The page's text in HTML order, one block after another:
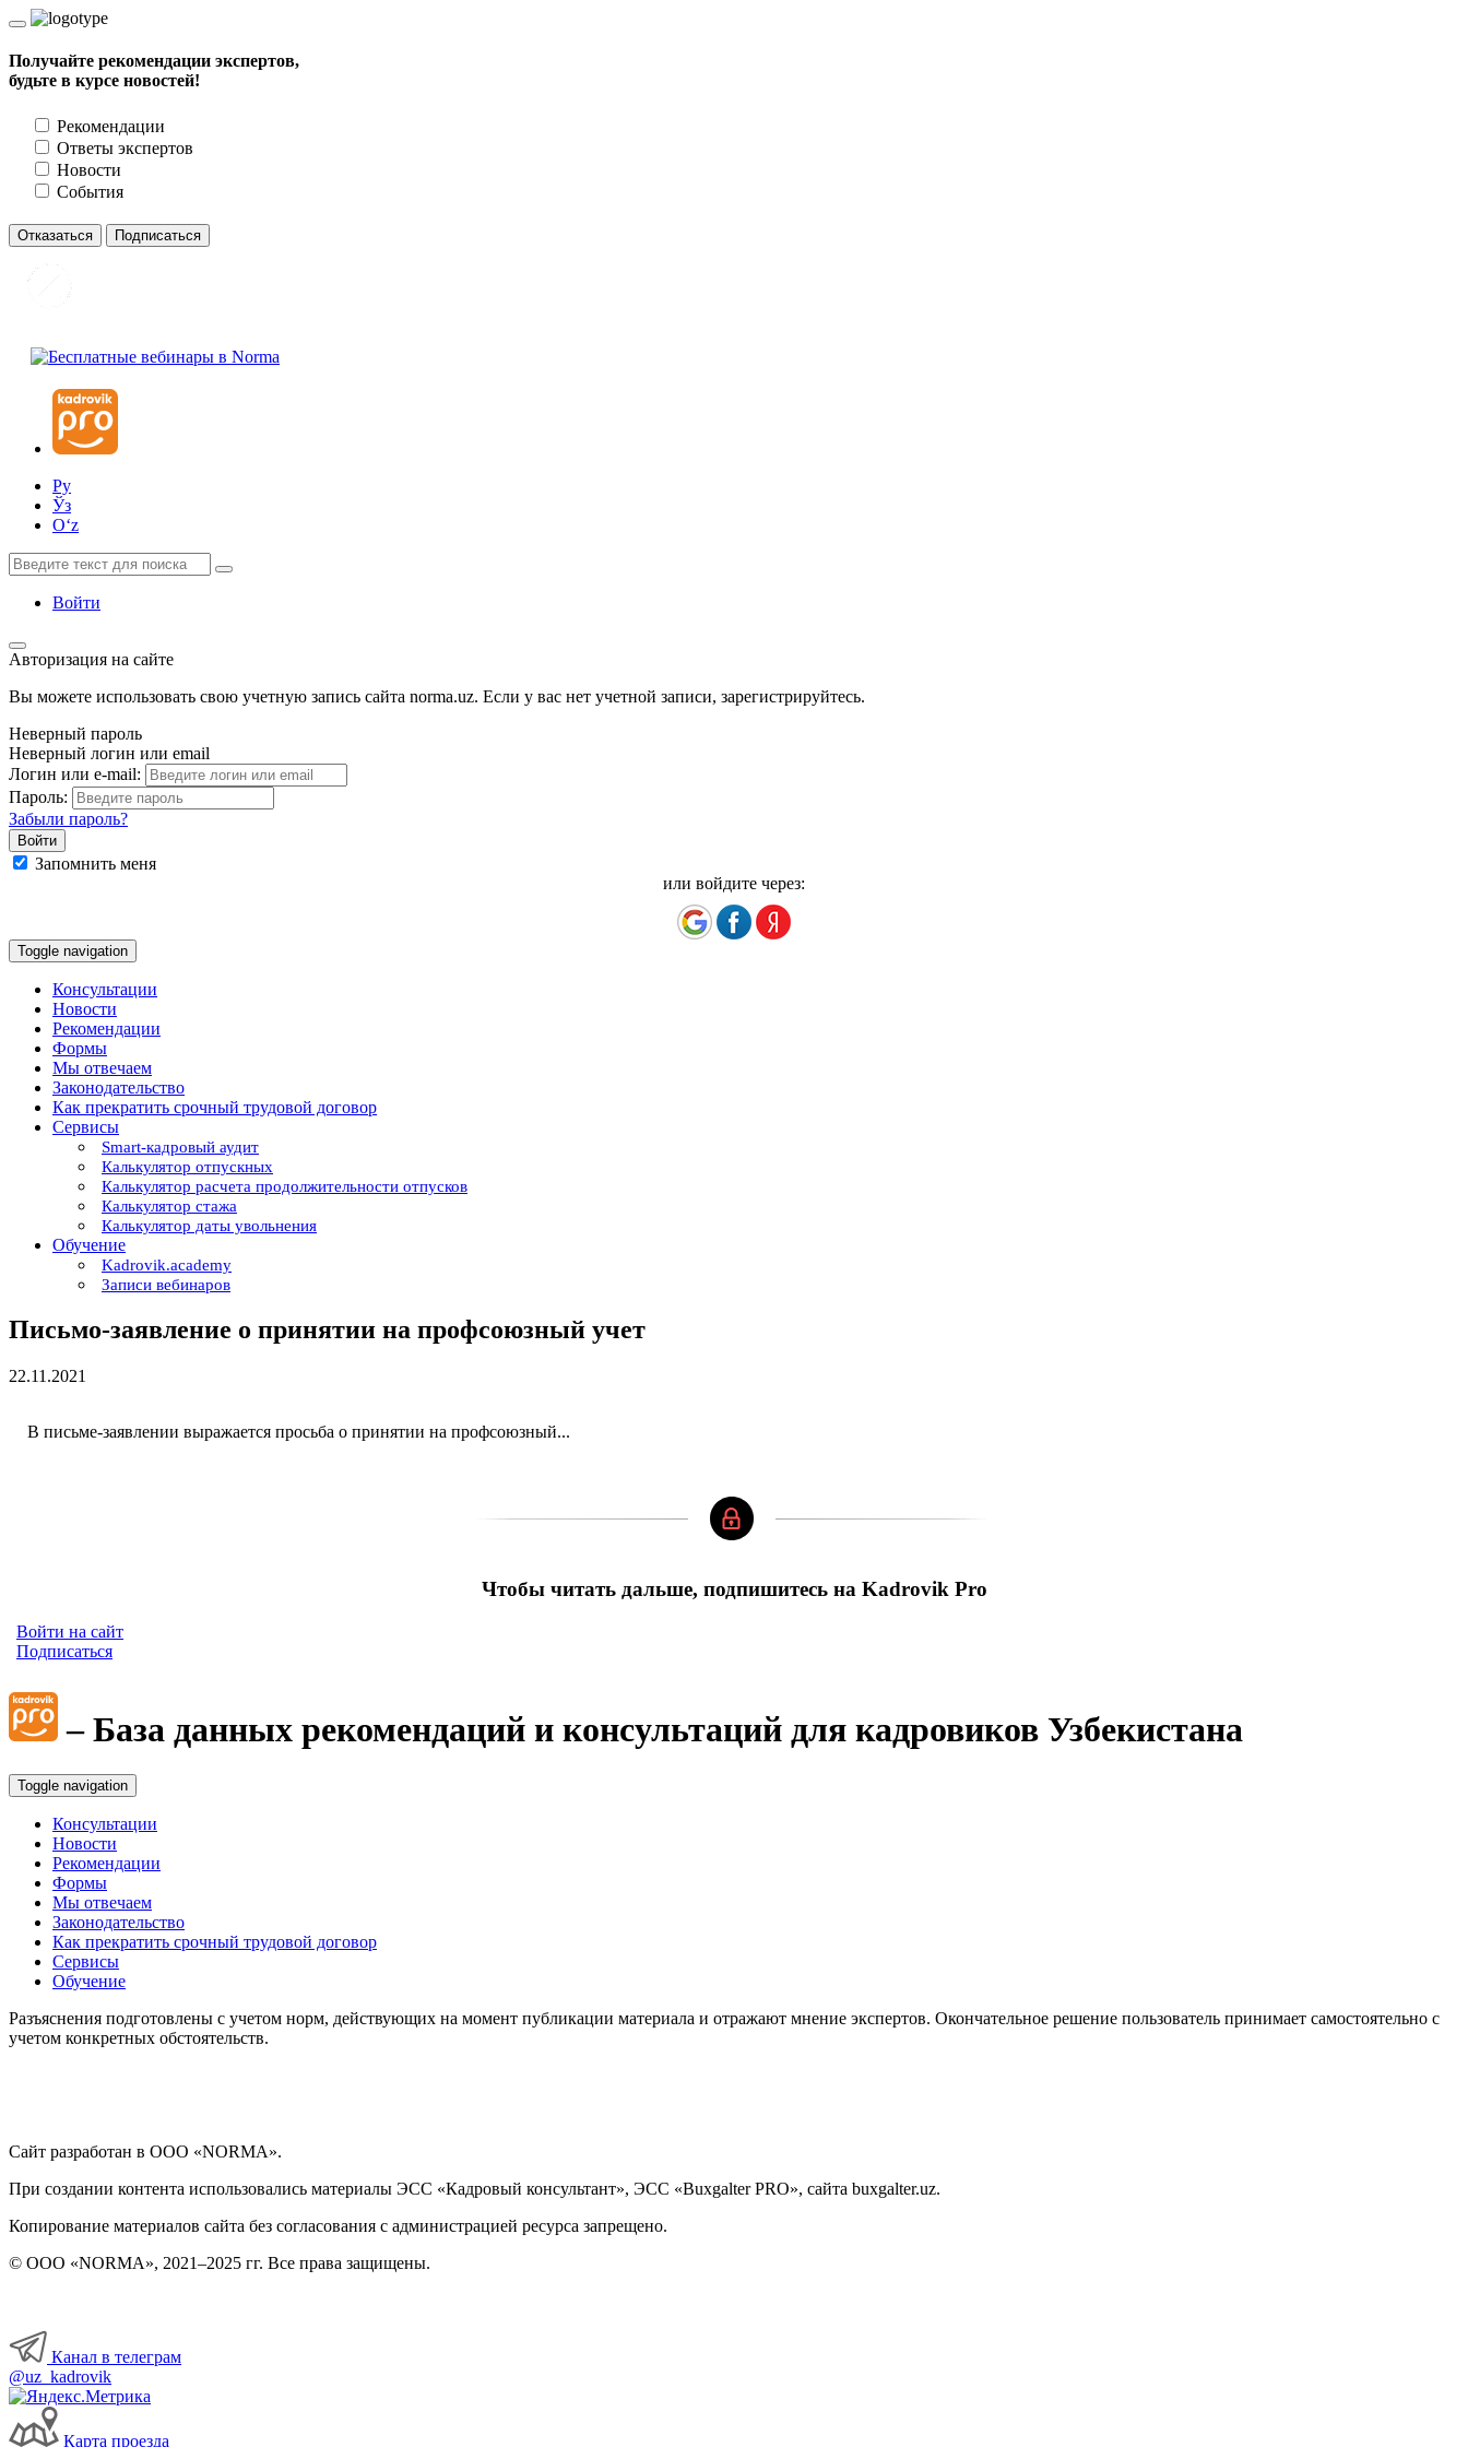
Получайте рекомендации экспертов,
будьте в курсе новостей!
Рекомендации
Ответы экспертов
Новости
События
Отказаться Подписаться
Ру
Ўз
Oʻz
Войти
Авторизация на сайте
Вы можете использовать свою учетную запись сайта norma.uz. Если у вас нет учетной записи, зарегистрируйтесь.
Неверный пароль
Неверный логин или email
Логин или e-mail:
Пароль:
Забыли пароль?
Запомнить меня
или войдите через:
Toggle navigation
Консультации
Новости
Рекомендации
Формы
Мы отвечаем
Законодательство
Как прекратить срочный трудовой договор
Сервисы
Smart-кадровый аудит
Калькулятор отпускных
Калькулятор расчета продолжительности отпусков
Калькулятор стажа
Калькулятор даты увольнения
Обучение
Kadrovik.academy
Записи вебинаров
Письмо-заявление о принятии на профсоюзный учет
22.11.2021
В письме-заявлении выражается просьба о принятии на профсоюзный...
Чтобы читать дальше, подпишитесь на Kadrovik Pro
Войти на сайт
Подписаться
– База данных рекомендаций и консультаций для кадровиков Узбекистана
Toggle navigation
Консультации
Новости
Рекомендации
Формы
Мы отвечаем
Законодательство
Как прекратить срочный трудовой договор
Сервисы
Обучение
Разъяснения подготовлены с учетом норм, действующих на момент публикации материала и отражают мнение экспертов. Окончательное решение пользователь принимает самостоятельно с
учетом конкретных обстоятельств.
Сайт разработан в ООО «NORMA».
При создании контента использовались материалы ЭСС «Кадровый консультант», ЭСС «Buxgalter PRO», сайта buxgalter.uz.
Копирование материалов сайта без согласования с администрацией ресурса запрещено.
© ООО «NORMA», 2021–2025 гг. Все права защищены.
Канал в телеграм
@uz_kadrovik
Карта проезда